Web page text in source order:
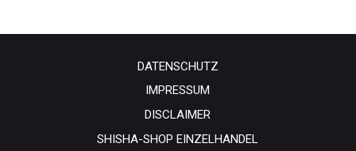
DATENSCHUTZ
IMPRESSUM
DISCLAIMER
SHISHA-SHOP EINZELHANDEL